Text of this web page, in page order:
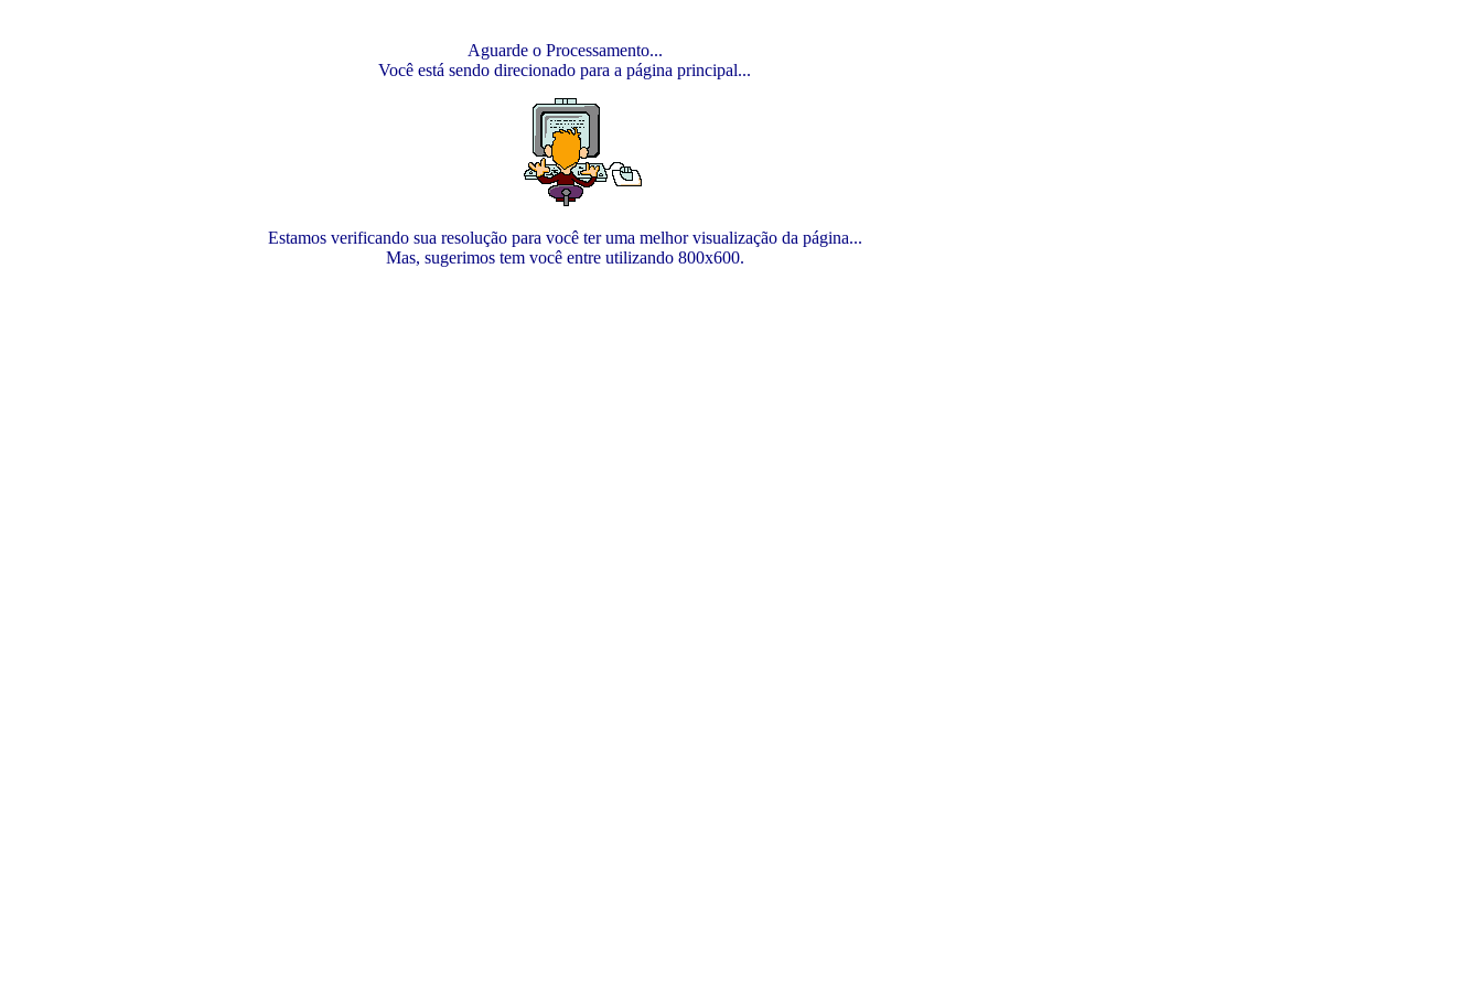
Aguarde o Processamento...
Você está sendo direcionado para a página principal...
Estamos verificando sua resolução para você ter uma melhor visualização da página...
Mas, sugerimos tem você entre utilizando 800x600.